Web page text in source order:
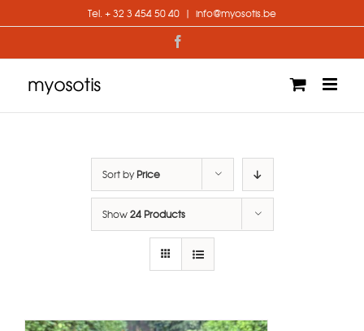
to
Tel. + 32 3 454 50 40 | info@myosotis.be
Sort byPrice
Show24 Products